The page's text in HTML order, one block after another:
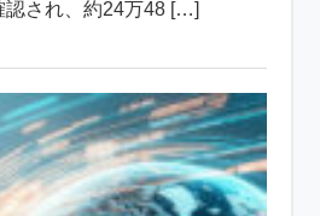
認され、約24万48 […]